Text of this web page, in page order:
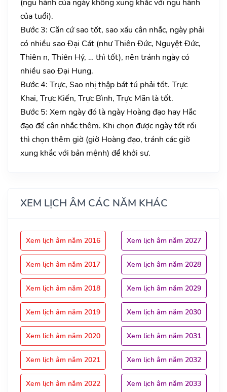
(ngũ hành của ngày không xung khắc với ngũ hành
của tuổi).
Bước 3: Căn cứ sao tốt, sao xấu cân nhắc, ngày phải
có nhiều sao Đại Cát (như Thiên Đức, Nguyệt Đức,
Thiên n, Thiên Hỷ, … thì tốt), nên tránh ngày có
nhiều sao Đại Hung.
Bước 4: Trực, Sao nhị thập bát tú phải tốt. Trực
Khai, Trực Kiến, Trực Bình, Trực Mãn là tốt.
Bước 5: Xem ngày đó là ngày Hoàng đạo hay Hắc
đạo để cân nhắc thêm. Khi chọn được ngày tốt rồi
thì chọn thêm giờ (giờ Hoàng đạo, tránh các giờ
xung khắc với bản mệnh) để khởi sự.
XEM LỊCH ÂM CÁC NĂM KHÁC
Xem lịch âm năm 2016
Xem lịch âm năm 2017
Xem lịch âm năm 2018
Xem lịch âm năm 2019
Xem lịch âm năm 2020
Xem lịch âm năm 2021
Xem lịch âm năm 2022
Xem lịch âm năm 2027
Xem lịch âm năm 2028
Xem lịch âm năm 2029
Xem lịch âm năm 2030
Xem lịch âm năm 2031
Xem lịch âm năm 2032
Xem lịch âm năm 2033